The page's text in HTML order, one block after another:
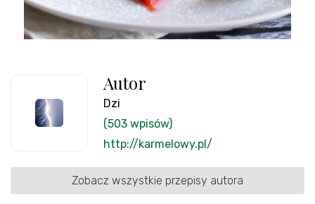
Autor
Dzi
(503 wpisów)
http://karmelowy.pl/
Zobacz wszystkie przepisy autora